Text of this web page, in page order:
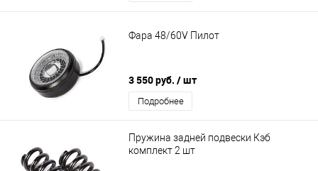
Фара 48/60V Пилот
3 550 руб. / шт
Подробнее
Пружина задней подвески Кэб
комплект 2 шт